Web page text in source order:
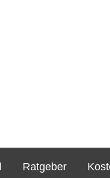
Ratgeber